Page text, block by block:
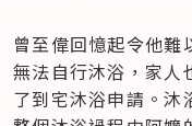
曾至偉回憶起令他難
無法自行沐浴，家人
了到宅沐浴申請。沐